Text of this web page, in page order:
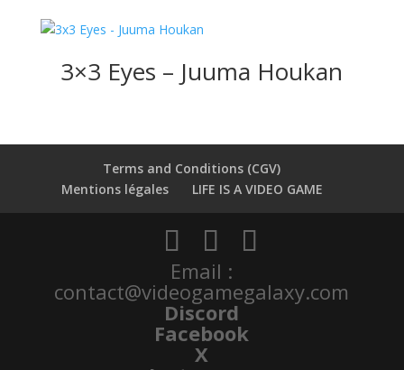
3×3 Eyes – Juuma Houkan
Terms and Conditions (CGV)
Mentions légales
LIFE IS A VIDEO GAME
Email :
contact@videogamegalaxy.com
Discord
Facebook
X